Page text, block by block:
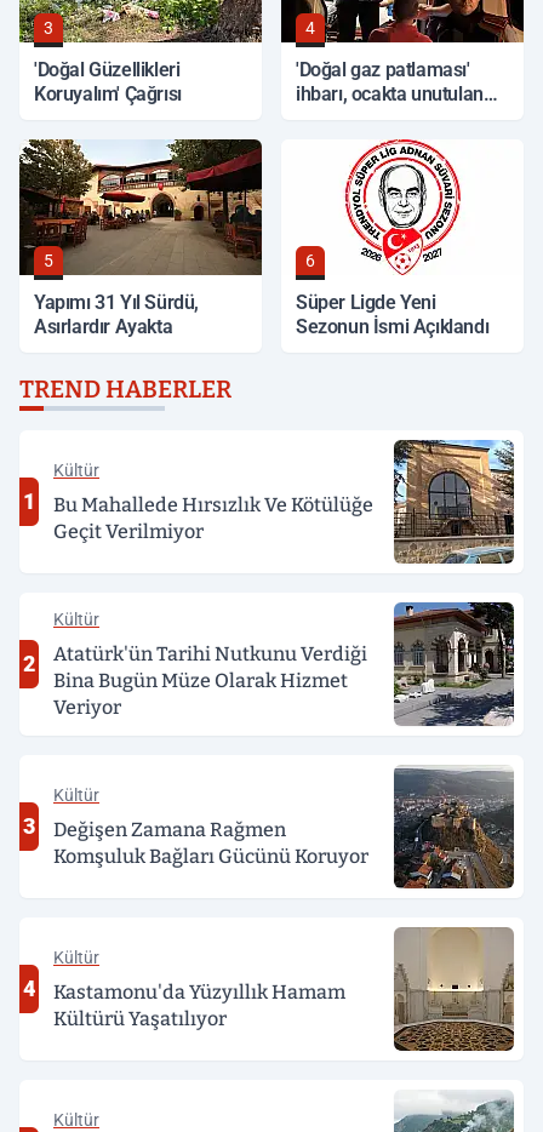
3
'Doğal Güzellikleri
Koruyalım' Çağrısı
4
'Doğal gaz patlaması'
ihbarı, ocakta unutulan
5
Yapımı 31 Yıl Sürdü,
Asırlardır Ayakta
6
Süper Ligde Yeni
Sezonun İsmi Açıklandı
TREND HABERLER
1
Kültür
Bu Mahallede Hırsızlık Ve Kötülüğe
Geçit Verilmiyor
2
Kültür
Atatürk'ün Tarihi Nutkunu Verdiği
Bina Bugün Müze Olarak Hizmet
Veriyor
3
Kültür
Değişen Zamana Rağmen
Komşuluk Bağları Gücünü Koruyor
4
Kültür
Kastamonu'da Yüzyıllık Hamam
Kültürü Yaşatılıyor
Kültür